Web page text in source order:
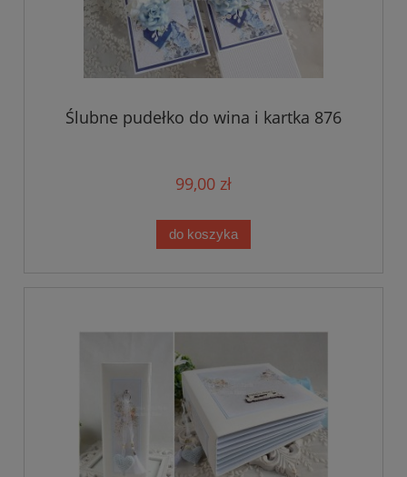
Ślubne pudełko do wina i kartka 876
99,00 zł
do koszyka